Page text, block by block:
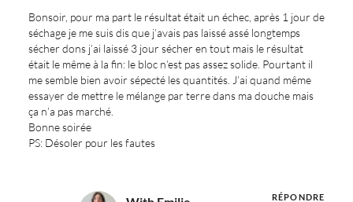
Bonsoir, pour ma part le résultat était un échec, après 1 jour de
séchage je me suis dis que j’avais pas laissé assé longtemps
sécher dons j’ai laissé 3 jour sécher en tout mais le résultat
était le même à la fin: le bloc n’est pas assez solide. Pourtant il
me semble bien avoir sépecté les quantités. J’ai quand même
essayer de mettre le mélange par terre dans ma douche mais
ça n’a pas marché.
Bonne soirée
PS: Désoler pour les fautes
RÉPONDRE